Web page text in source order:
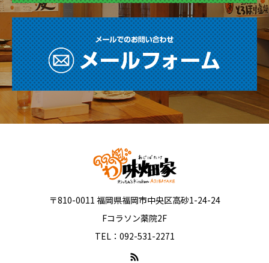
〒810-0011 福岡県福岡市中央区高砂1-24-24
Fコラソン薬院2F
TEL：092-531-2271